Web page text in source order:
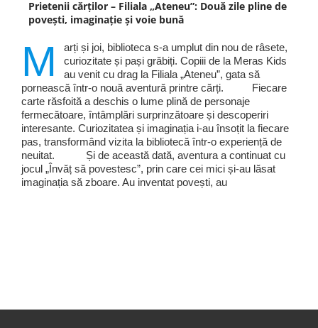
Prietenii cărților – Filiala „Ateneu”: Două zile pline de
povești, imaginație și voie bună
M
arți și joi, biblioteca s-a umplut din nou de râsete,
curiozitate și pași grăbiți. Copiii de la Meras Kids
au venit cu drag la Filiala „Ateneu”, gata să
pornească într-o nouă aventură printre cărți. Fiecare
carte răsfoită a deschis o lume plină de personaje
fermecătoare, întâmplări surprinzătoare și descoperiri
interesante. Curiozitatea și imaginația i-au însoțit la fiecare
pas, transformând vizita la bibliotecă într-o experiență de
neuitat. Și de această dată, aventura a continuat cu
jocul „Învăț să povestesc”, prin care cei mici și-au lăsat
imaginația să zboare. Au inventat povești, au